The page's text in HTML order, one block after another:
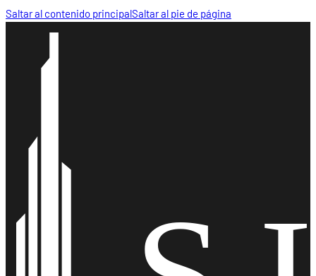
Saltar al contenido principalSaltar al pie de página